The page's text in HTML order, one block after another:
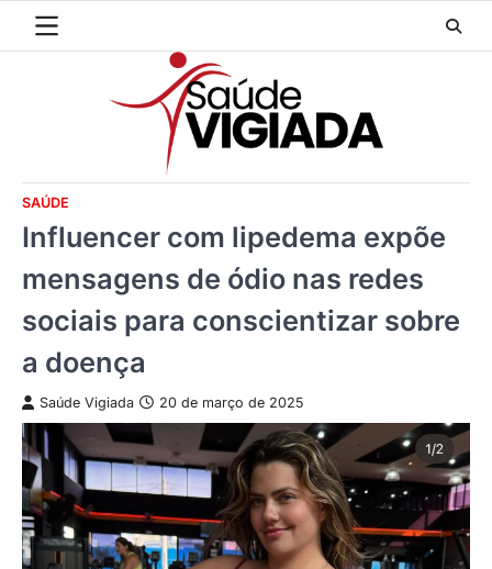
SAÚDE
Influencer com lipedema expõe
mensagens de ódio nas redes
sociais para conscientizar sobre
a doença
Saúde Vigiada 20 de março de 2025